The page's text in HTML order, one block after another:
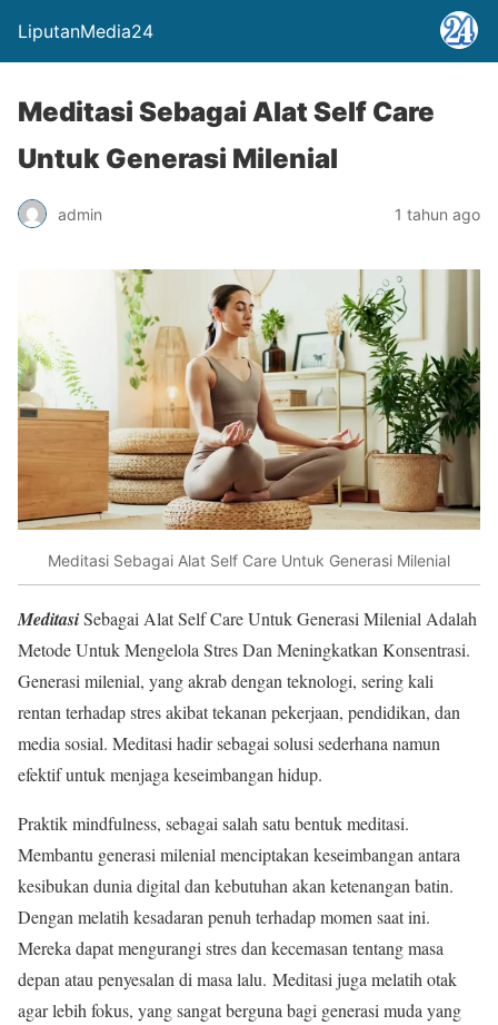
LiputanMedia24
Meditasi Sebagai Alat Self Care
Untuk Generasi Milenial
admin 1 tahun ago
Meditasi Sebagai Alat Self Care Untuk Generasi Milenial
MeditasiSebagai Alat Self Care Untuk Generasi Milenial Adalah
Metode Untuk Mengelola Stres Dan Meningkatkan Konsentrasi.
Generasi milenial, yang akrab dengan teknologi, sering kali
rentan terhadap stres akibat tekanan pekerjaan, pendidikan, dan
media sosial. Meditasi hadir sebagai solusi sederhana namun
efektif untuk menjaga keseimbangan hidup.
Praktik mindfulness, sebagai salah satu bentuk meditasi.
Membantu generasi milenial menciptakan keseimbangan antara
kesibukan dunia digital dan kebutuhan akan ketenangan batin.
Dengan melatih kesadaran penuh terhadap momen saat ini.
Mereka dapat mengurangi stres dan kecemasan tentang masa
depan atau penyesalan di masa lalu. Meditasi juga melatih otak
agar lebih fokus, yang sangat berguna bagi generasi muda yang